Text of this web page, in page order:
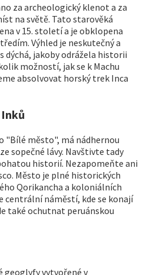
za archeologický klenot a za
na světě. Tato starověká
v 15. století a je obklopena
Výhled je neskutečný a
dýchá, jakoby odrážela historii
možností, jak se k Machu
absolvovat horský trek Inca
"Bílé město", má nádhernou
sopečné lávy. Navštivte tady
historií. Nezapomeňte ani
Město je plné historických
Qorikancha a koloniálních
centrální náměstí, kde se konají
také ochutnat peruánskou
geoglyfy vytvořené v